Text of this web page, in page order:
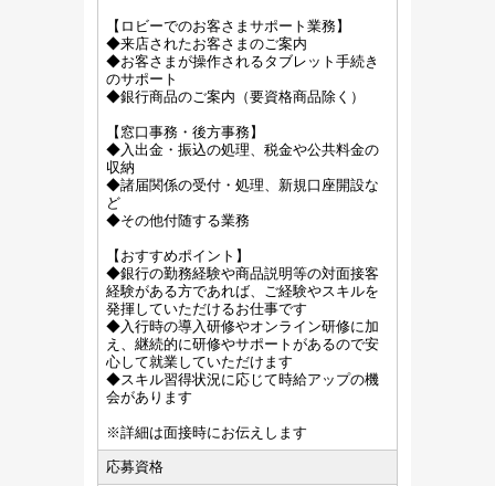
【ロビーでのお客さまサポート業務】
◆来店されたお客さまのご案内
◆お客さまが操作されるタブレット手続き
のサポート
◆銀行商品のご案内（要資格商品除く）
【窓口事務・後方事務】
◆入出金・振込の処理、税金や公共料金の
収納
◆諸届関係の受付・処理、新規口座開設な
ど
◆その他付随する業務
【おすすめポイント】
◆銀行の勤務経験や商品説明等の対面接客
経験がある方であれば、ご経験やスキルを
発揮していただけるお仕事です
◆入行時の導入研修やオンライン研修に加
え、継続的に研修やサポートがあるので安
心して就業していただけます
◆スキル習得状況に応じて時給アップの機
会があります
※詳細は面接時にお伝えします
応募資格